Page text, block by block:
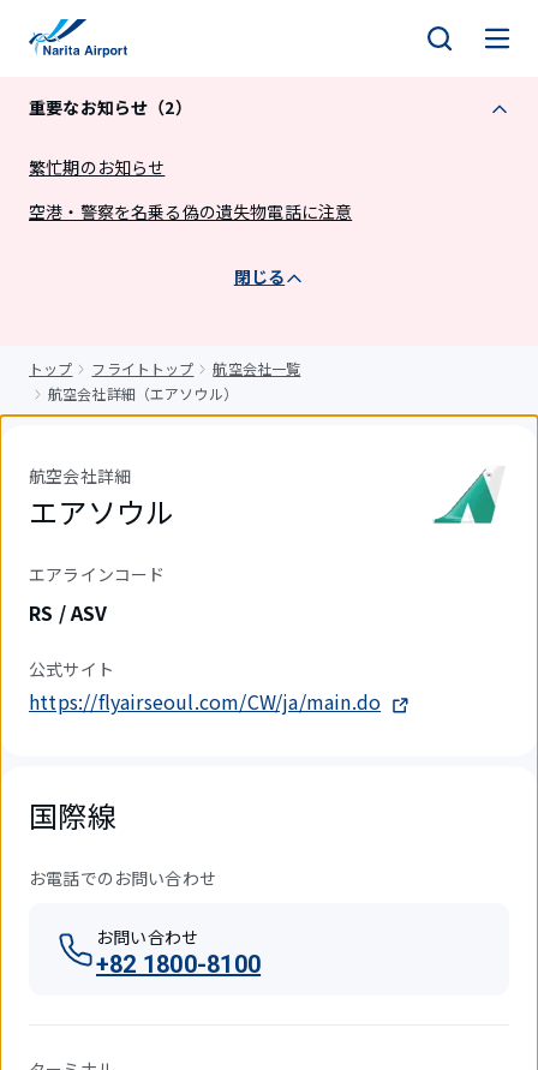
重要なお知らせ（2）
繁忙期のお知らせ
空港・警察を名乗る偽の遺失物電話に注意
閉じる
トップ フライトトップ
航空会社一覧
航空会社詳細（エアソウル）
航空会社詳細
エアソウル
エアラインコード
RS / ASV
公式サイト
https://flyairseoul.com/CW/ja/main.do
国際線
お電話でのお問い合わせ
お問い合わせ
+82 1800-8100